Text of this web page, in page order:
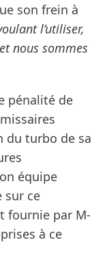
son frein à
l’utiliser,
nous sommes
pénalité de
du turbo de sa
équipe
sur ce
fournie par M-
à ce